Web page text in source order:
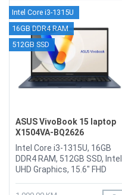
Intel Core i3-1315U
16GB DDR4 RAM
512GB SSD
ASUS VivoBook 15 laptop
X1504VA-BQ2626
Intel Core i3-1315U, 16GB
DDR4 RAM, 512GB SSD, Intel
UHD Graphics, 15.6" FHD
WebCam 720p HD camera